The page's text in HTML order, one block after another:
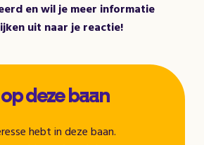
en wil je meer informatie
uit naar je reactie!
deze baan
hebt in deze baan.